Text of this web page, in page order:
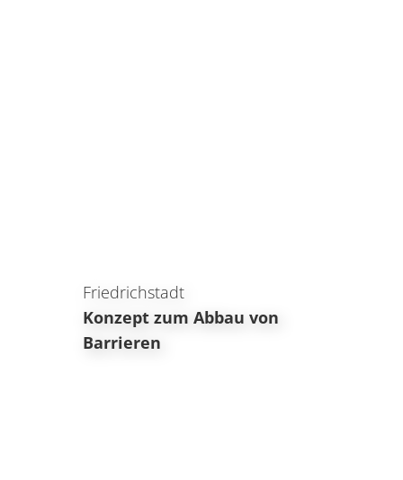
Friedrichstadt
Konzept zum Abbau von
Barrieren